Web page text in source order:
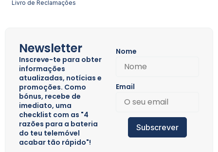
Livro de Reclamações
Newsletter
Inscreve-te para obter
informações
atualizadas, notícias e
promoções. Como
bónus, recebe de
imediato, uma
checklist com as "4
razões para a bateria
do teu telemóvel
acabar tão rápido"!
Nome
Email
Subscrever